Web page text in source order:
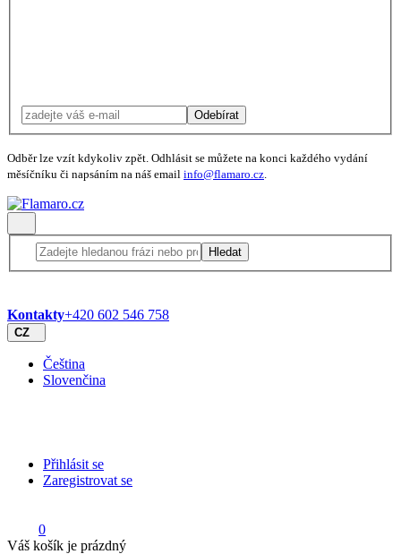
Odebírat
Odběr lze vzít kdykoliv zpět. Odhlásit se můžete na konci každého vydání
měsíčníku či napsáním na náš email info@flamaro.cz.
Hledat
Kontakty+420 602 546 758
CZ
Čeština
Slovenčina
Přihlásit se
Zaregistrovat se
0
Váš košík je prázdný